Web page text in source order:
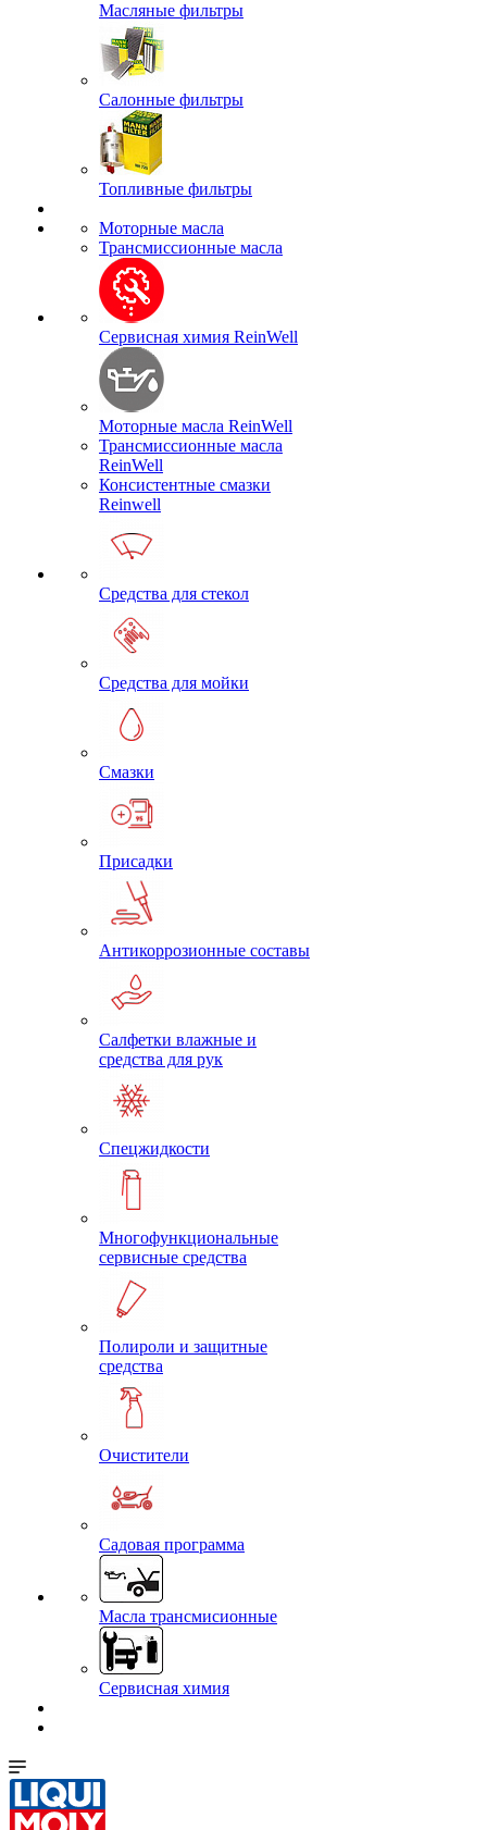
Масляные фильтры
Салонные фильтры
Топливные фильтры
Моторные масла
Трансмиссионные масла
Сервисная химия ReinWell
Моторные масла ReinWell
Трансмиссионные масла
ReinWell
Консистентные смазки
Reinwell
Средства для стекол
Средства для мойки
Смазки
Присадки
Антикоррозионные составы
Салфетки влажные и
средства для рук
Спецжидкости
Многофункциональные
сервисные средства
Полироли и защитные
средства
Очистители
Садовая программа
Масла трансмисионные
Сервисная химия